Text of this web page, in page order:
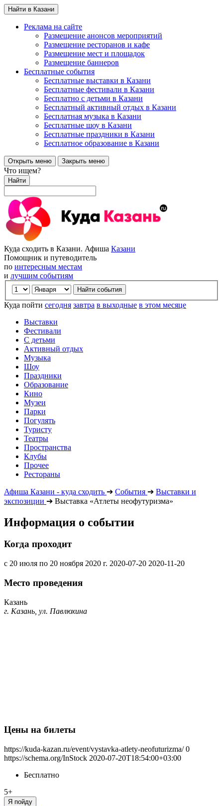
Найти в Казани
Реклама на сайте
Размещение анонсов мероприятий
Размещение ресторанов и кафе
Размещение мест и площадок
Размещение баннеров
Бесплатные события
Бесплатные выставки в Казани
Бесплатные фестивали в Казани
Бесплатно с детьми в Казани
Бесплатный активный отдых в Казани
Бесплатная музыка в Казани
Бесплатные шоу в Казани
Бесплатные праздники в Казани
Бесплатное образование в Казани
Открыть меню Закрыть меню
Что ищем?
Найти
Куда сходить в Казани. Афиша Казани
Помощник и путеводитель
по интересным местам
и лучшим событиям
Куда пойти сегодня завтра в выходные в этом месяце
Выставки
Фестивали
С детьми
Активный отдых
Музыка
Шоу
Праздники
Образование
Кино
Музеи
Парки
Погулять
Туристу
Театры
Пространства
Клубы
Прочее
Рестораны
Афиша Казани - куда сходить ➔ События ➔ Выставки и
экспозиции ➔ Выставка «Атлеты неофутуризма»
Информация о событии
Когда проходит
с 20 июля по 20 ноября 2020 г. 2020-07-20 2020-11-20
Место проведения
Казань
г. Казань, ул. Павлюхина
Цены на билеты
https://kuda-kazan.ru/event/vystavka-atlety-neofuturizma/ 0
https://schema.org/InStock 2020-07-20T18:54:00+03:00
Бесплатно
5+
Я пойду